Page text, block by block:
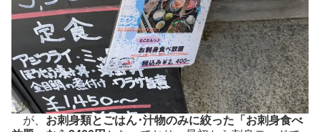
が、 お刺身類とごはん･汁物のみに絞った「お刺身食べ